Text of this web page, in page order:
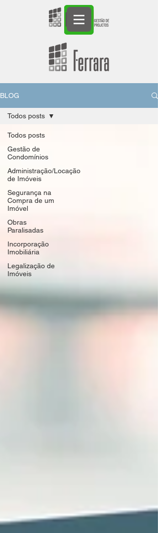
BLOG
Todos posts
Gestão de
Condomínios
Administração/Locação
de Imóveis
Segurança na
Compra de um
Imóvel
Obras
Paralisadas
Incorporação
Imobiliária
Legalização de
Imóveis
Todos posts